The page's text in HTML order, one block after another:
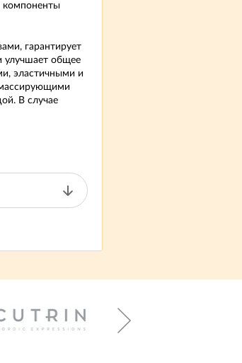
компоненты
гарантирует
улучшает общее
эластичными и
В случае